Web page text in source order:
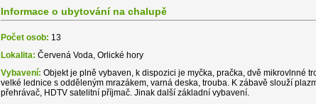
Informace o ubytování na chalupě
Počet osob: 13
Lokalita: Červená Voda, Orlické hory
Vybavení: Objekt je plně vybaven, k dispozici je myčka, pračka, dvě mikrovlnné
velké lednice s odděleným mrazákem, varná deska, trouba. K zábavě slouží
přehrávač, HDTV satelitní příjmač. Jinak další základní vybavení.